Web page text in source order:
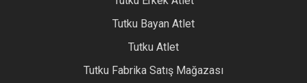
Tutku Bayan Atlet
Tutku Atlet
Tutku Fabrika Satış Mağazası